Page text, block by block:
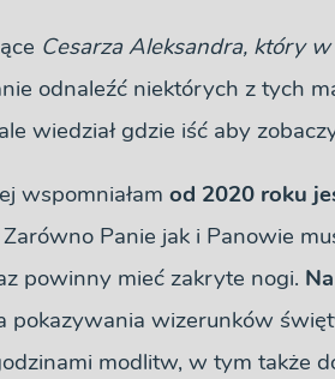
Cesarza Aleksandra, który
odnaleźć niektórych z tych
wiedział gdzie iść aby
wspomniałam od 2020 roku
Zarówno Panie jak i Panowie
powinny mieć zakryte nogi.
pokazywania wizerunków
modlitw, w tym także